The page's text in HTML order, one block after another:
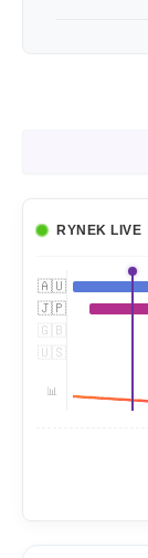
RYNEK LIVE
🇦🇺
🇯🇵
🇬🇧
🇺🇸
📊